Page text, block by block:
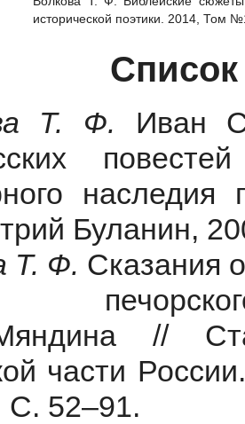
исторической поэтики. 2014, Том
Т. Ф. Иван
Буланин,
Т. Ф. Сказания
//
части
С. 52–91.